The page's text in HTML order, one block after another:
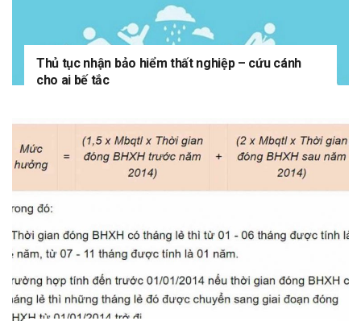
Thủ tục nhận bảo hiểm thất nghiệp – cứu cánh
cho ai bế tắc